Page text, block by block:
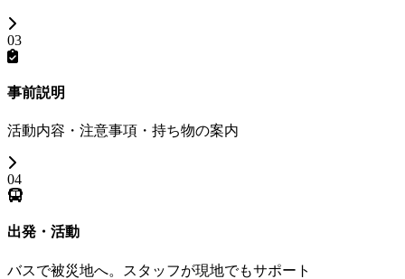
03
事前説明
活動内容・注意事項・持ち物の案内
04
出発・活動
バスで被災地へ。スタッフが現地でもサポート